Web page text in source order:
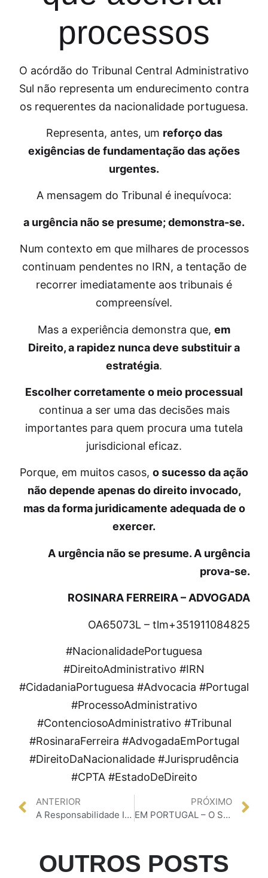
processos
O acórdão do Tribunal Central Administrativo
Sul não representa um endurecimento contra
os requerentes da nacionalidade portuguesa.
Representa, antes, um reforço das
exigências de fundamentação das ações
urgentes.
A mensagem do Tribunal é inequívoca:
a urgência não se presume; demonstra-se.
Num contexto em que milhares de processos
continuam pendentes no IRN, a tentação de
recorrer imediatamente aos tribunais é
compreensível.
Mas a experiência demonstra que, em
Direito, a rapidez nunca deve substituir a
estratégia.
Escolher corretamente o meio processual
continua a ser uma das decisões mais
importantes para quem procura uma tutela
jurisdicional eficaz.
Porque, em muitos casos, o sucesso da ação
não depende apenas do direito invocado,
mas da forma juridicamente adequada de o
exercer.
A urgência não se presume. A urgência
prova-se.
ROSINARA FERREIRA – ADVOGADA
OA65073L – tlm+351911084825
#NacionalidadePortuguesa
#DireitoAdministrativo #IRN
#CidadaniaPortuguesa #Advocacia #Portugal
#ProcessoAdministrativo
#ContenciosoAdministrativo #Tribunal
#RosinaraFerreira #AdvogadaEmPortugal
#DireitoDaNacionalidade #Jurisprudência
#CPTA #EstadoDeDireito
ANTERIOR
A Responsabilidade Informativa do Estado Português na Política de Controlo de Fronteiras: A Contradição entre a Exigência Legal de Entrada e a Insuficiência de Informação Prestada aos Viajantes
PRÓXIMO
EM PORTUGAL – O Supremo Tribunal Administrativo reforça a segurança jurídica nos processos de nacionalidade portuguesa: uma análise ao Acórdão n.º 0171/25.3BEPRT
OUTROS POSTS